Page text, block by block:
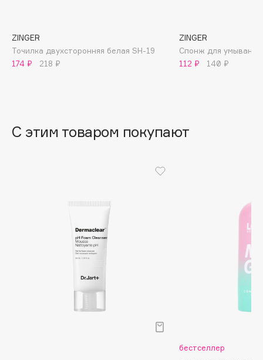
Baffy
Balmain Hair Couture
Beauty Bomb
ZINGER
Точилка двухсторонняя белая SH-19
174 ₽
218 ₽
ZINGER
Спонж для
112 ₽
140 ₽
С этим товаром покупают
бестселлер